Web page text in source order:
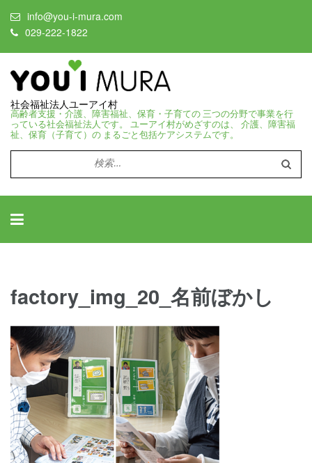
info@you-i-mura.com
029-222-1822
社会福祉法人ユーアイ村
高齢者支援・介護、障害福祉、保育・子育ての 三つの分野で事業を行
っている社会福祉法人です。 ユーアイ村がめざすのは、 介護、障害福
祉、保育（子育て）の まるごと包括ケアシステムです。
検
索:
factory_img_20_名前ぼかし